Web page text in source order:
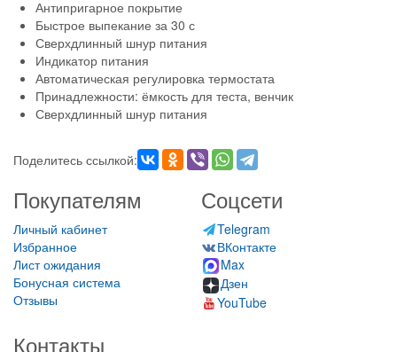
Антипригарное покрытие
Быстрое выпекание за 30 с
Сверхдлинный шнур питания
Индикатор питания
Автоматическая регулировка термостата
Принадлежности: ёмкость для теста, венчик
Сверхдлинный шнур питания
Поделитесь ссылкой:
Покупателям
Личный кабинет
Избранное
Лист ожидания
Бонусная система
Отзывы
Соцсети
Telegram
ВКонтакте
Max
Дзен
YouTube
Контакты